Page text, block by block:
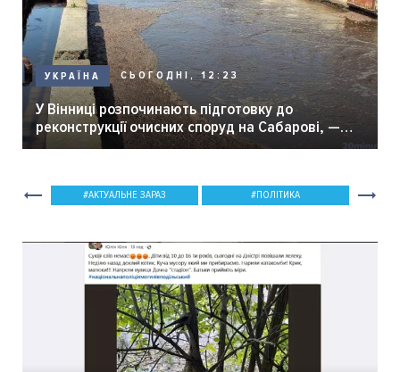
УКРАЇНА СЬОГОДНІ, 12:23
У Вінниці розпочинають підготовку до
реконструкції очисних споруд на Сабарові, —
мер Вінниці.
АКТУАЛЬНЕ ЗАРАЗ ПОЛІТИКА